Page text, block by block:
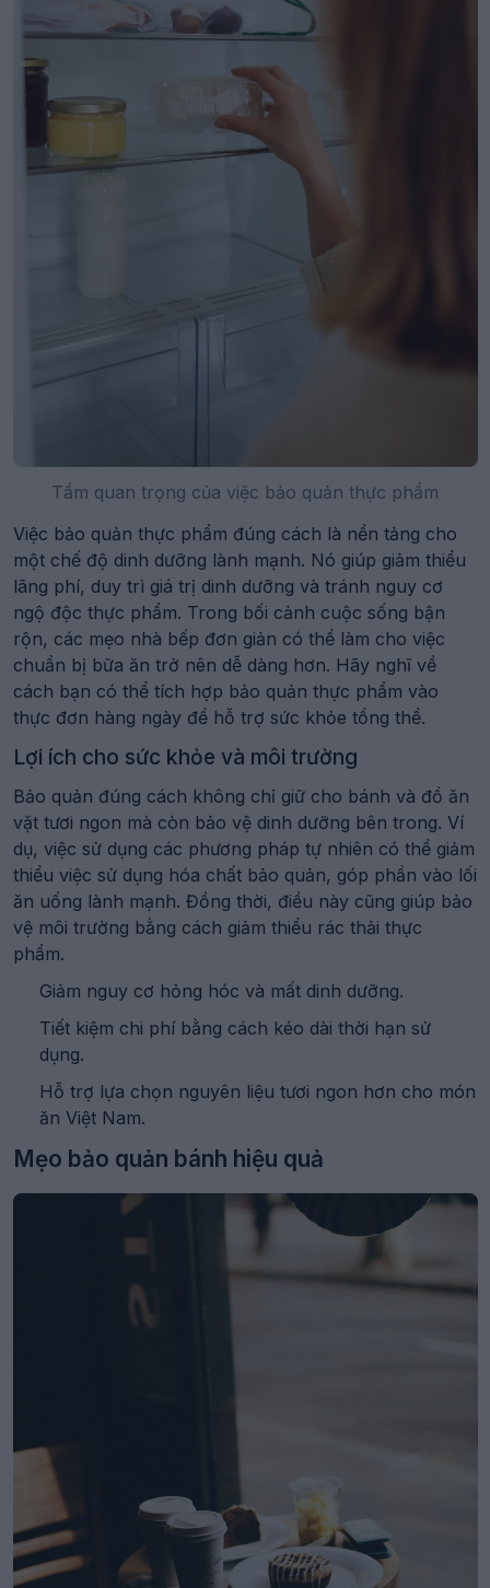
Tầm quan trọng của việc bảo quản thực phẩm
Việc bảo quản thực phẩm đúng cách là nền tảng cho
một chế độ dinh dưỡng lành mạnh. Nó giúp giảm thiểu
lãng phí, duy trì giá trị dinh dưỡng và tránh nguy cơ
ngộ độc thực phẩm. Trong bối cảnh cuộc sống bận
rộn, các mẹo nhà bếp đơn giản có thể làm cho việc
chuẩn bị bữa ăn trở nên dễ dàng hơn. Hãy nghĩ về
cách bạn có thể tích hợp bảo quản thực phẩm vào
thực đơn hàng ngày để hỗ trợ sức khỏe tổng thể.
Lợi ích cho sức khỏe và môi trường
Bảo quản đúng cách không chỉ giữ cho bánh và đồ ăn
vặt tươi ngon mà còn bảo vệ dinh dưỡng bên trong. Ví
dụ, việc sử dụng các phương pháp tự nhiên có thể giảm
thiểu việc sử dụng hóa chất bảo quản, góp phần vào lối
ăn uống lành mạnh. Đồng thời, điều này cũng giúp bảo
vệ môi trường bằng cách giảm thiểu rác thải thực
phẩm.
Giảm nguy cơ hỏng hóc và mất dinh dưỡng.
Tiết kiệm chi phí bằng cách kéo dài thời hạn sử
dụng.
Hỗ trợ lựa chọn nguyên liệu tươi ngon hơn cho món
ăn Việt Nam.
Mẹo bảo quản bánh hiệu quả
bếp một cách khoa học.
Túi hút chân không để loại bỏ không khí thừa.
Hộp đựng với chức năng kiểm soát độ ẩm.
Công cụ đo nhiệt độ để theo dõi tủ lạnh.